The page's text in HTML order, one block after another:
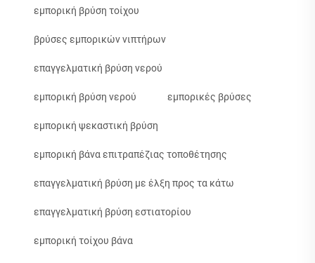
εμπορική βρύση τοίχου
βρύσες εμπορικών νιπτήρων
επαγγελματική βρύση νερού
εμπορική βρύση νερού εμπορικές βρύσες
εμπορική ψεκαστική βρύση
εμπορική βάνα επιτραπέζιας τοποθέτησης
επαγγελματική βρύση με έλξη προς τα κάτω
επαγγελματική βρύση εστιατορίου
εμπορική τοίχου βάνα